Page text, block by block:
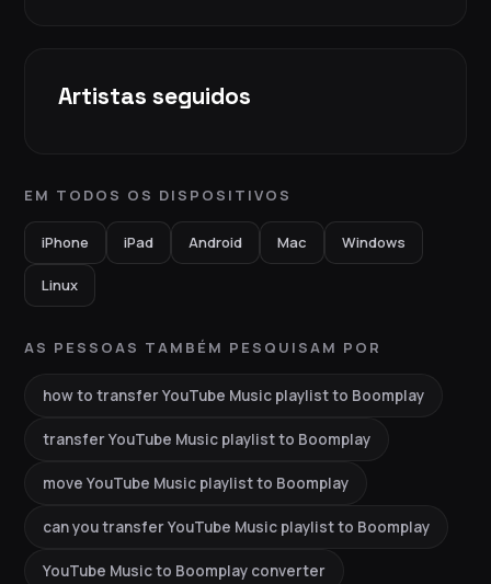
Artistas seguidos
EM TODOS OS DISPOSITIVOS
iPhone iPad Android Mac Windows
Linux
AS PESSOAS TAMBÉM PESQUISAM POR
how to transfer YouTube Music playlist to Boomplay
transfer YouTube Music playlist to Boomplay
move YouTube Music playlist to Boomplay
can you transfer YouTube Music playlist to Boomplay
YouTube Music to Boomplay converter